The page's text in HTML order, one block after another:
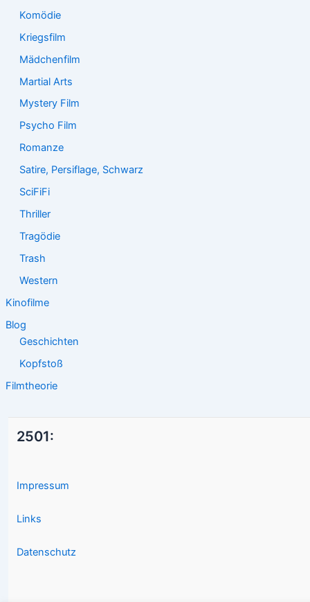
Komödie
Kriegsfilm
Mädchenfilm
Martial Arts
Mystery Film
Psycho Film
Romanze
Satire, Persiflage, Schwarz
SciFiFi
Thriller
Tragödie
Trash
Western
Kinofilme
Blog
Geschichten
Kopfstoß
Filmtheorie
2501:
Impressum
Links
Datenschutz